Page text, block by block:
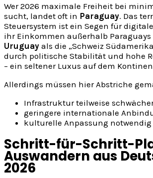
Wer 2026 maximale Freiheit bei
sucht, landet oft in Paraguay. Das
Steuersystem ist ein Segen für
ihr Einkommen außerhalb Paraguays
Uruguay als die „Schweiz
durch politische Stabilität und hohe
– ein seltener Luxus auf dem
Allerdings müssen hier Abstriche
Infrastruktur teilweise
geringere internationale
kulturelle Anpassung notwendig
Schritt-für-Schritt-
Auswandern aus
2026